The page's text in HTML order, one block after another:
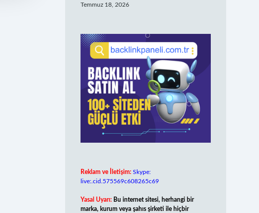
Temmuz 18, 2026
Reklam ve İletişim: Skype:
live:.cid.575569c608265c69
Yasal Uyarı: Bu internet sitesi, herhangi bir
marka, kurum veya şahıs şirketi ile hiçbir